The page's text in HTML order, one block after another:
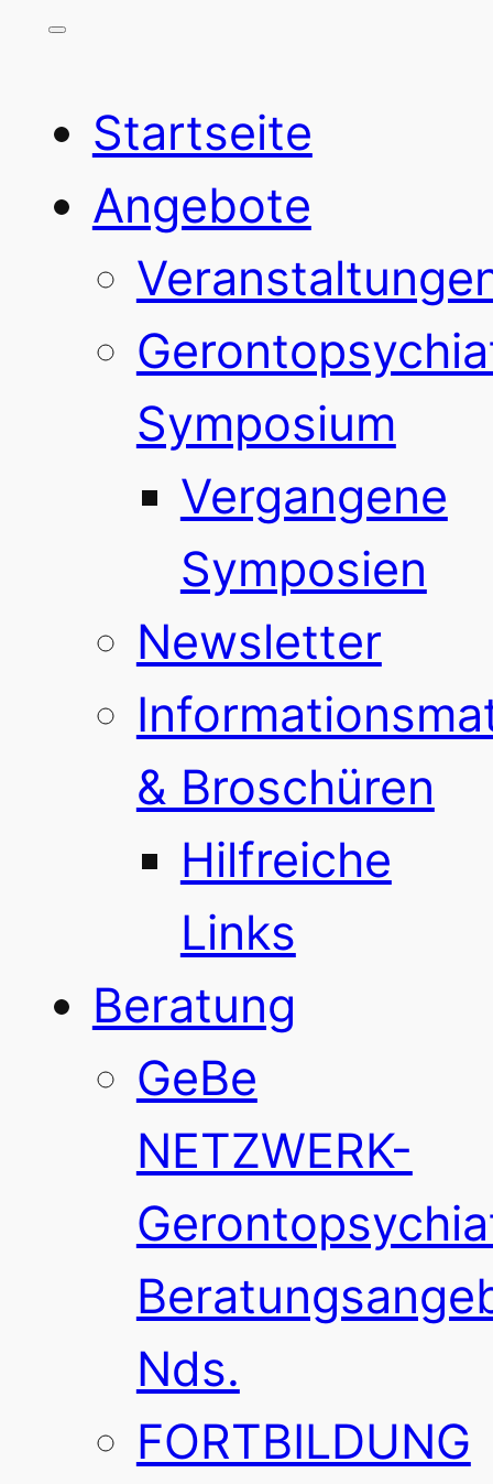
Startseite
Angebote
Symposium
Vergangene
Symposien
Newsletter
& Broschüren
Hilfreiche
Links
Beratung
GeBe
NETZWERK-
Nds.
FORTBILDUNG